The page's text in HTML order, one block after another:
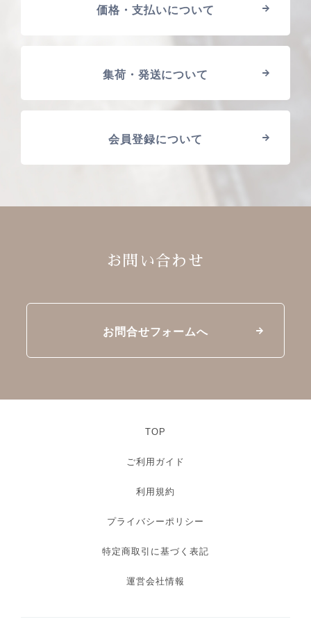
価格・支払いについて
集荷・発送について
会員登録について
お問い合わせ
お問合せフォームへ
TOP
ご利用ガイド
利用規約
プライバシーポリシー
特定商取引に基づく表記
運営会社情報